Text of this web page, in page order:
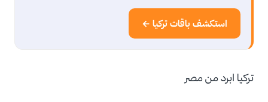
استكشف باقات تركيا ←
تركيا ابرد من مصر